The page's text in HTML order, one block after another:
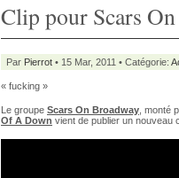
Clip pour Scars
Par Pierrot • 15 Mar, 2011 • Catégorie:
« fucking »
Le groupe Scars On Broadway , monté
Of A Down vient de publier un nouveau